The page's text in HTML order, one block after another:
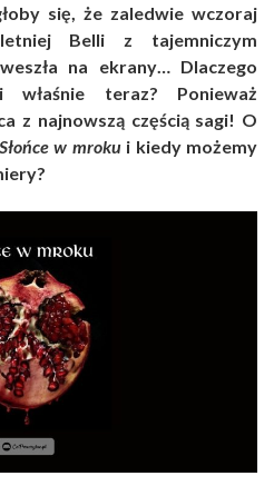
się, że zaledwie wczoraj
Belli z tajemniczym
na ekrany… Dlaczego
teraz? Ponieważ
z najnowszą częścią sagi! O
Słońce w mrokui kiedy możemy